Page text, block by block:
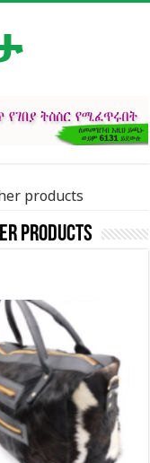
products
products